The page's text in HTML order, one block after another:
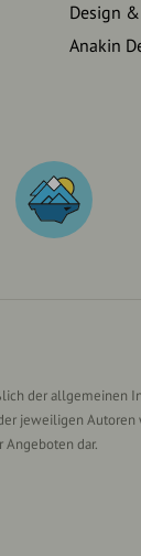
Design
Anakin
der allgemeinen
jeweiligen
Angeboten dar.